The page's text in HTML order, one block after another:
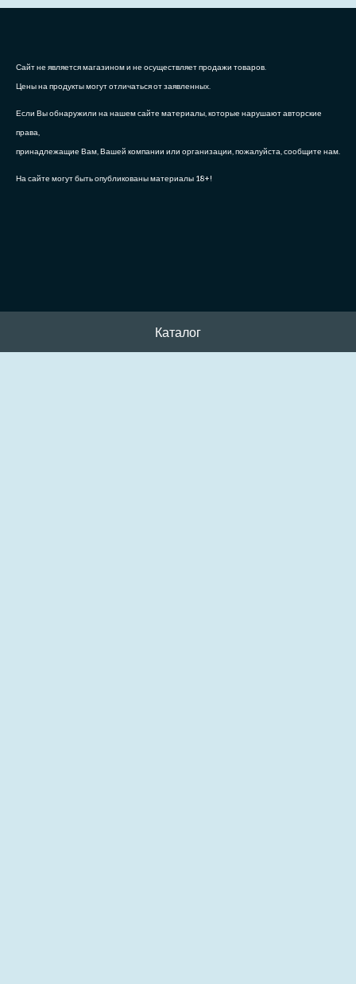
Сайт не является магазином и не осуществляет продажи товаров.
Цены на продукты могут отличаться от заявленных.
Если Вы обнаружили на нашем сайте материалы, которые нарушают авторские
права,
принадлежащие Вам, Вашей компании или организации, пожалуйста, сообщите нам.
На сайте могут быть опубликованы материалы 18+!
Каталог